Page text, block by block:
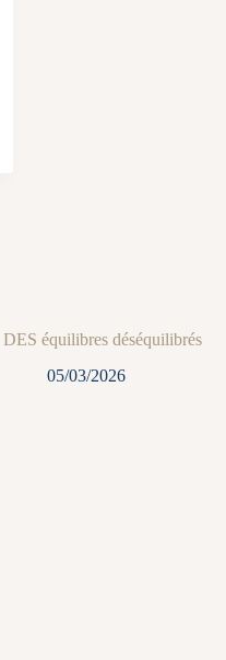
DES équilibres déséquilibrés
05/03/2026